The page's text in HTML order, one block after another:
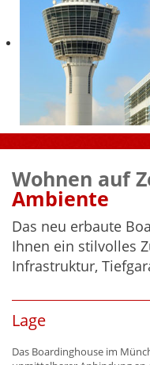
Wohnen auf
Ambiente
Das neu erbaute
Ihnen ein stilvolles
Infrastruktur,
Lage
Das Boardinghouse im